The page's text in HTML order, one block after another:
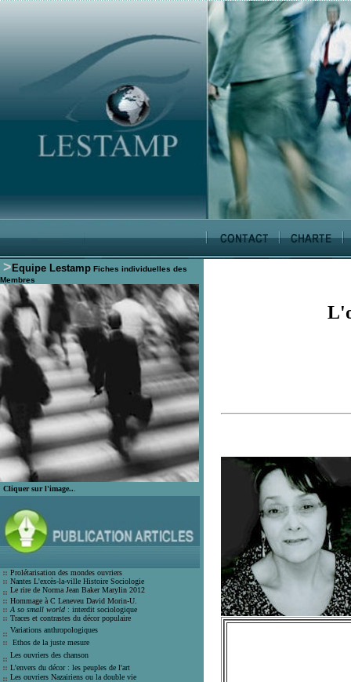
> Equipe Lestamp Fiches individuelles des
Membres
Cliquer sur l'image..
Prolétarisation des mondes ouvriers
Nantes L'excès-la-ville Histoire Sociologie
Le rire de Norma Jean Baker Marylin 2012
Hommage à C Leneveu David Morin-U.
A so small world : interdit sociologique
Traces et contrastes du décor populaire
Variations anthropologiques
Ethos de la juste mesure
Les ouvriers des chanson
L'envers du décor : les peuples de l'art
Les ouvriers Nazairiens ou la double vie